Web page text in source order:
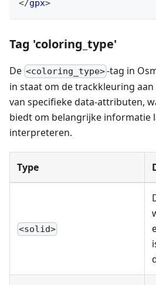
</gpx>
Tag 'coloring_type'
De <coloring_type>-tag in
in staat om de trackkleuring aan
van specifieke data-attributen,
biedt om belangrijke informatie
interpreteren.
Type
<solid>